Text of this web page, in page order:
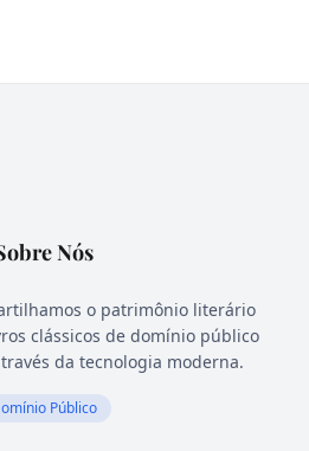
Nós
o patrimônio literário
clássicos de domínio público
da tecnologia moderna.
Público